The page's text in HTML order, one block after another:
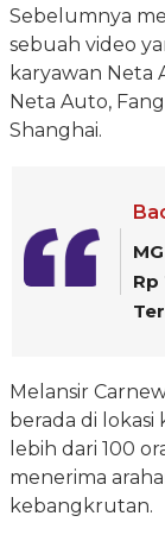
Sebelumnya
sebuah video
karyawan Neta
Neta Auto,
Shanghai.
Rp
Melansir
berada di
lebih dari 100
menerima
kebangkrutan.